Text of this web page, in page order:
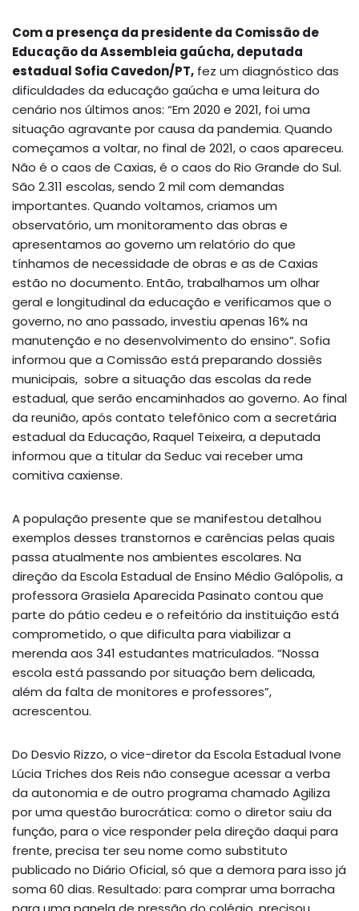
Com a presença da presidente da Comissão de
Educação da Assembleia gaúcha, deputada
estadual Sofia Cavedon/PT, fez um diagnóstico das
dificuldades da educação gaúcha e uma leitura do
cenário nos últimos anos: “Em 2020 e 2021, foi uma
situação agravante por causa da pandemia. Quando
começamos a voltar, no final de 2021, o caos apareceu.
Não é o caos de Caxias, é o caos do Rio Grande do Sul.
São 2.311 escolas, sendo 2 mil com demandas
importantes. Quando voltamos, criamos um
observatório, um monitoramento das obras e
apresentamos ao governo um relatório do que
tínhamos de necessidade de obras e as de Caxias
estão no documento. Então, trabalhamos um olhar
geral e longitudinal da educação e verificamos que o
governo, no ano passado, investiu apenas 16% na
manutenção e no desenvolvimento do ensino”. Sofia
informou que a Comissão está preparando dossiês
municipais, sobre a situação das escolas da rede
estadual, que serão encaminhados ao governo. Ao final
da reunião, após contato telefônico com a secretária
estadual da Educação, Raquel Teixeira, a deputada
informou que a titular da Seduc vai receber uma
comitiva caxiense.
A população presente que se manifestou detalhou
exemplos desses transtornos e carências pelas quais
passa atualmente nos ambientes escolares. Na
direção da Escola Estadual de Ensino Médio Galópolis, a
professora Grasiela Aparecida Pasinato contou que
parte do pátio cedeu e o refeitório da instituição está
comprometido, o que dificulta para viabilizar a
merenda aos 341 estudantes matriculados. “Nossa
escola está passando por situação bem delicada,
além da falta de monitores e professores”,
acrescentou.
Do Desvio Rizzo, o vice-diretor da Escola Estadual Ivone
Lúcia Triches dos Reis não consegue acessar a verba
da autonomia e de outro programa chamado Agiliza
por uma questão burocrática: como o diretor saiu da
função, para o vice responder pela direção daqui para
frente, precisa ter seu nome como substituto
publicado no Diário Oficial, só que a demora para isso já
soma 60 dias. Resultado: para comprar uma borracha